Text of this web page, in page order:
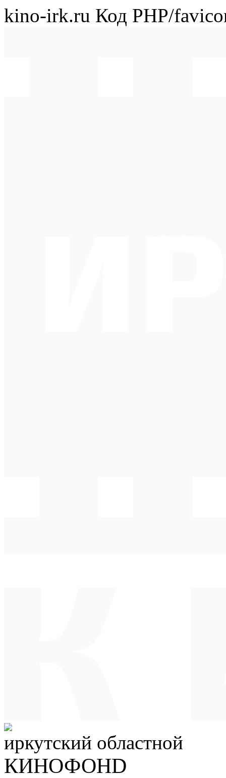
kino-irk.ru Код PHP/
иркутский областной
КИНОФОНD